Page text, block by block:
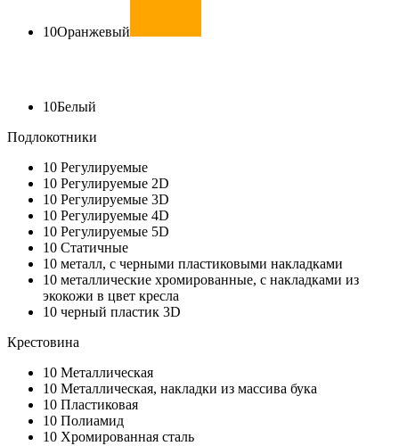
10Оранжевый
10Белый
Подлокотники
10 Регулируемые
10 Регулируемые 2D
10 Регулируемые 3D
10 Регулируемые 4D
10 Регулируемые 5D
10 Статичные
10 металл, с черными пластиковыми накладками
10 металлические хромированные, с накладками из
экокожи в цвет кресла
10 черный пластик 3D
Крестовина
10 Металлическая
10 Металлическая, накладки из массива бука
10 Пластиковая
10 Полиамид
10 Хромированная сталь